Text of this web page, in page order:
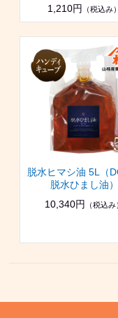
1,210円
（税込み）
脱水ヒマシ油 5L（
脱水ひまし油）
10,340円
（税込み